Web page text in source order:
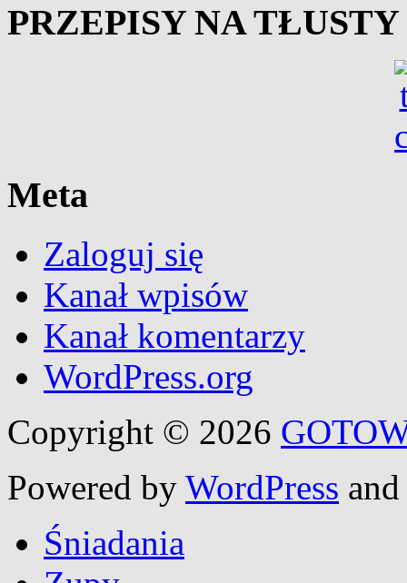
PRZEPISY NA
Meta
Zaloguj się
Kanał wpisów
Kanał komentarzy
WordPress.org
Copyright © 2026
Powered by WordPress
Śniadania